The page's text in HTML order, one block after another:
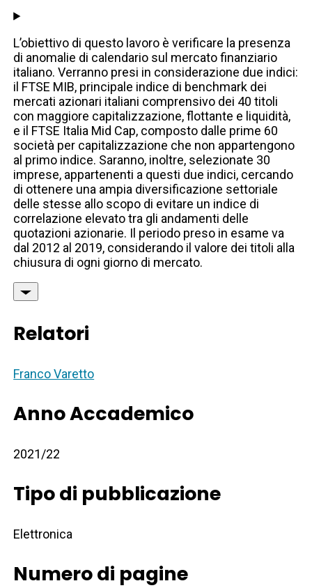
L’obiettivo di questo lavoro è verificare la presenza
di anomalie di calendario sul mercato finanziario
italiano. Verranno presi in considerazione due indici:
il FTSE MIB, principale indice di benchmark dei
mercati azionari italiani comprensivo dei 40 titoli
con maggiore capitalizzazione, flottante e liquidità,
e il FTSE Italia Mid Cap, composto dalle prime 60
società per capitalizzazione che non appartengono
al primo indice. Saranno, inoltre, selezionate 30
imprese, appartenenti a questi due indici, cercando
di ottenere una ampia diversificazione settoriale
delle stesse allo scopo di evitare un indice di
correlazione elevato tra gli andamenti delle
quotazioni azionarie. Il periodo preso in esame va
dal 2012 al 2019, considerando il valore dei titoli alla
chiusura di ogni giorno di mercato.
Relatori
Franco Varetto
Anno Accademico
2021/22
Tipo di pubblicazione
Elettronica
Numero di pagine